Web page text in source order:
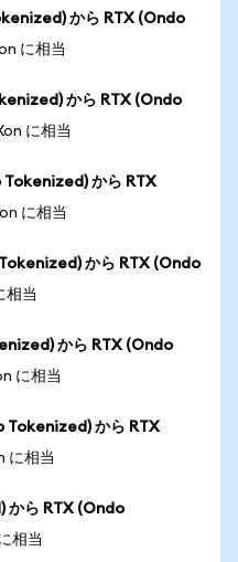
から RTX (Ondo
に相当
から RTX (Ondo
に相当
から RTX
に相当
から RTX (Ondo
相当
から RTX (Ondo
に相当
から RTX
に相当
から RTX (Ondo
相当